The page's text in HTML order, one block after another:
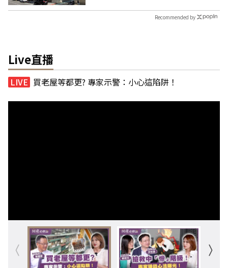
Recommended by
Live直播
買老屋等都更? 專家示警：小心這陷阱！